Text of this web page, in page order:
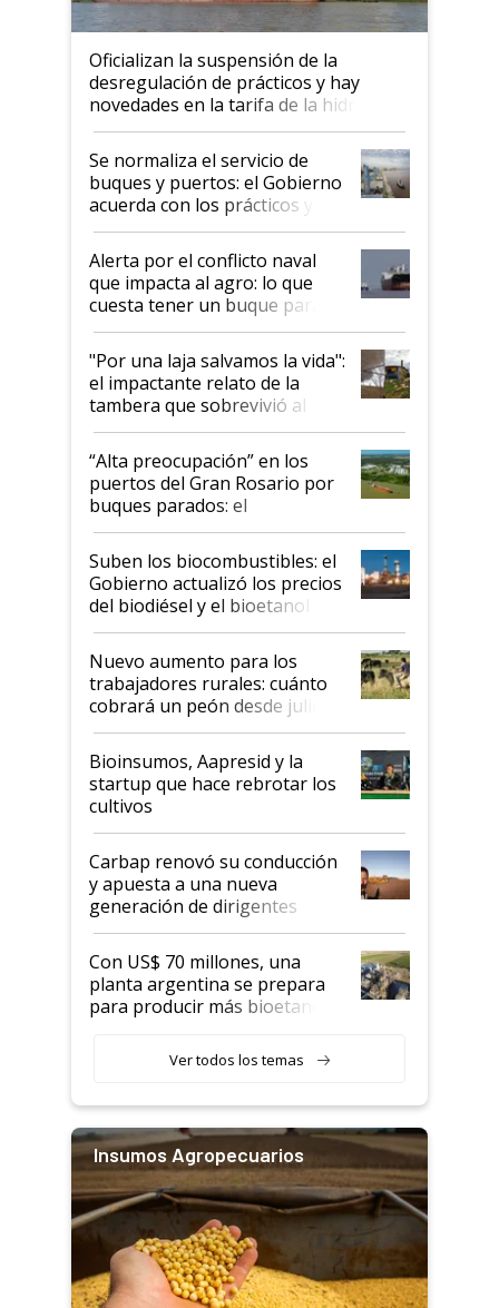
Oficializan la suspensión de la
desregulación de prácticos y hay
novedades en la tarifa de la hidrovía
Se normaliza el servicio de
buques y puertos: el Gobierno
acuerda con los prácticos y
suspende el decreto de
desregulación
Alerta por el conflicto naval
que impacta al agro: lo que
cuesta tener un buque parado
y el peligro de que Argentina
pase a ser "país sucio"
"Por una laja salvamos la vida":
el impactante relato de la
tambera que sobrevivió al
tornado
“Alta preocupación” en los
puertos del Gran Rosario por
buques parados: el
funcionamiento de las
exportadoras en tensión tras
la medida de fuerza de los
prácticos
Suben los biocombustibles: el
Gobierno actualizó los precios
del biodiésel y el bioetanol
Nuevo aumento para los
trabajadores rurales: cuánto
cobrará un peón desde julio
Bioinsumos, Aapresid y la
startup que hace rebrotar los
cultivos
Carbap renovó su conducción
y apuesta a una nueva
generación de dirigentes
rurales
Con US$ 70 millones, una
planta argentina se prepara
para producir más bioetanol
Ver todos los temas
Insumos Agropecuarios